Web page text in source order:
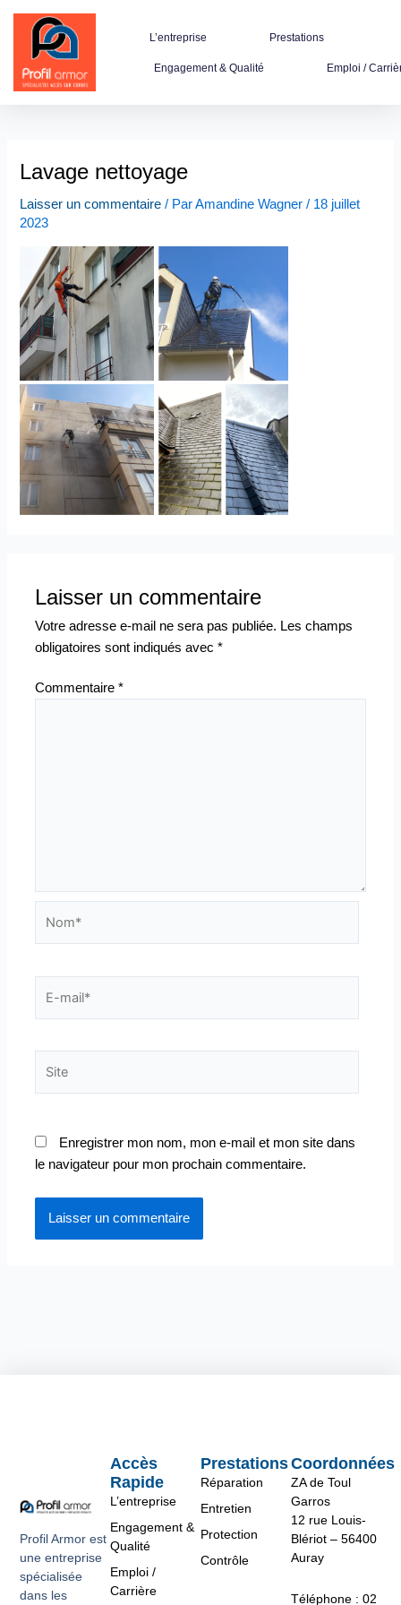
contenu
L’entreprise Prestations
Engagement & Qualité Emploi /
Lavage nettoyage
Laisser un commentaire / ParAmandine Wagner/ 18 juillet
2023
Laisser un commentaire
Votre adresse e-mail ne sera pas publiée. Les champs
obligatoires sont indiqués avec*
Commentaire*
Enregistrer mon nom, mon e-mail et mon site dans
le navigateur pour mon prochain commentaire.
Profil Armor est
une entreprise
spécialisée
dans les
Prestations
Réparation
Entretien
Protection
Contrôle
Accès
Rapide
L’entreprise
Engagement &
Qualité
Emploi /
Carrière
Coordonnées
ZA de Toul
Garros
12 rue Louis-
Blériot – 56400
Auray
Téléphone : 02